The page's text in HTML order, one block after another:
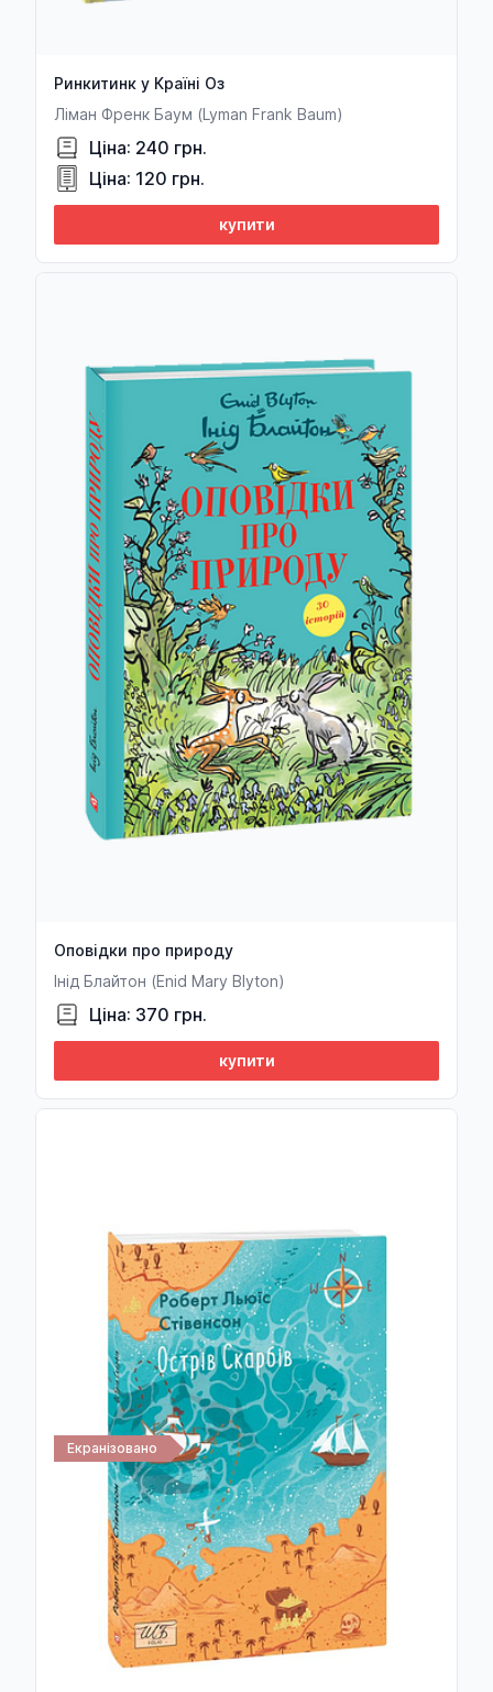
Олександр Бойко
Вадим Бойченко
Михайло Бойчук
Лариса Бондарук
Леся Бондарук
Марина Бородіна
Кшиштоф Бохус
Марта Брижак
Абрагам Брил
Ричард Брэнсон
Лаша Бугадзе
Віталій Бугаєнко
Макс Бужанский
Дмитро Бузько
Виктория Булавина
Олівер Буллоу
Луїс Бунюель
Максим Бутченко
Андрей Валентинов
Ян Валєтов
Казимир Валишевский
Міка Валтарі
Тарас Ващук
Галина Вдовиченко
Лопе де Вега
Отто Вейнингер
Ірвін Велш
Христя Венгринюк
Вергілій
Сергій Вергун
Світлана Веренич
Поль Верлен
Жуль Верн
Франц Верфель
Ринкитинк у Країні Оз
Ліман Френк Баум (Lyman Frank Baum)
Ціна: 240 грн.
Ціна: 120 грн.
купити
Оповідки про природу
Інід Блайтон (Enid Mary Blyton)
Ціна: 370 грн.
купити
Екранізовано